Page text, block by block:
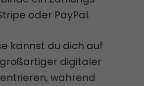
oder PayPal.
kannst du dich auf
digitaler
während